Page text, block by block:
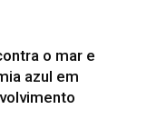
o mar e
azul em